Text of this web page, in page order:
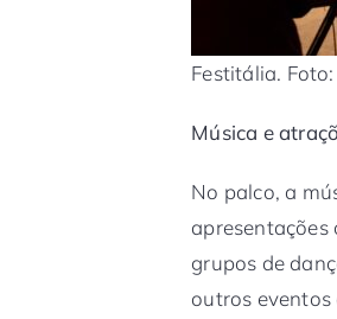
Festitália.
Música e
No palco, a
apresentações
grupos de
outros